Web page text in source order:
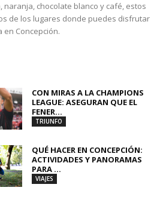
naranja, chocolate blanco y café, estos
de los lugares donde puedes disfrutar
en Concepción.
CON MIRAS A LA CHAMPIONS
LEAGUE: ASEGURAN QUE EL
FENER...
TRIUNFO
QUÉ HACER EN CONCEPCIÓN:
ACTIVIDADES Y PANORAMAS
PARA ...
VIAJES